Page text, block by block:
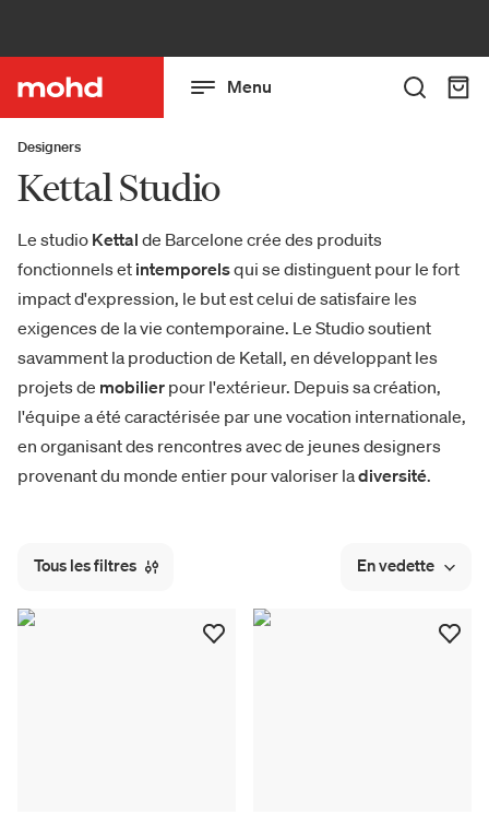
Menu
Designers
Kettal Studio
Le studio Kettal de Barcelone crée des produits
fonctionnels et intemporelsqui se distinguent pour le fort
impact d'expression, le but est celui de satisfaire les
exigences de la vie contemporaine. Le Studio soutient
savamment la production de Ketall, en développant les
projets de mobilier pour l'extérieur. Depuis sa création,
l'équipe a été caractérisée par une vocation internationale,
en organisant des rencontres avec de jeunes designers
provenant du monde entier pour valoriser ladiversité.
Tous les filtres En vedette